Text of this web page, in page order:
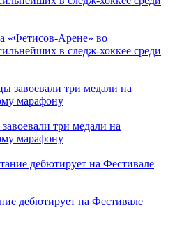
«Фетисов-Арене» во
в следж-хоккее среди
три медали на
марафону
дебютирует на Фестивале